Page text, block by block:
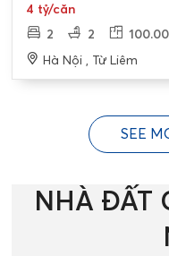
4 tỷ/căn
2
2
Hà Nội , Từ Liêm
SEE
NHÀ ĐẤT